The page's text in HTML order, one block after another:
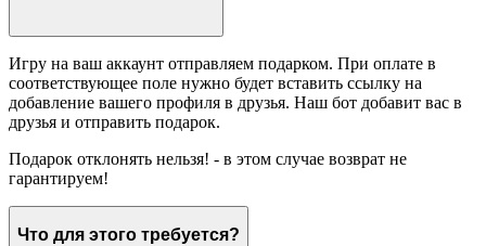
Игру на ваш аккаунт отправляем подарком. При оплате в
соответствующее поле нужно будет вставить ссылку на
добавление вашего профиля в друзья. Наш бот добавит вас в
друзья и отправить подарок.
Подарок отклонять нельзя! - в этом случае возврат не
гарантируем!
Что для этого требуется?